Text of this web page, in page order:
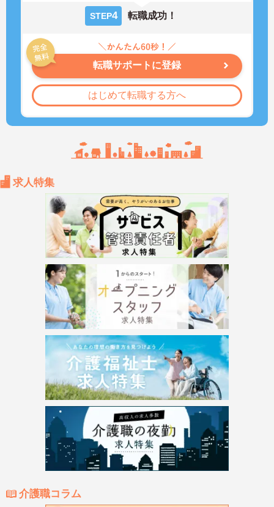
STEP4 転職成功！
転職サポートに登録
はじめて転職する方へ
求人特集
介護職コラム